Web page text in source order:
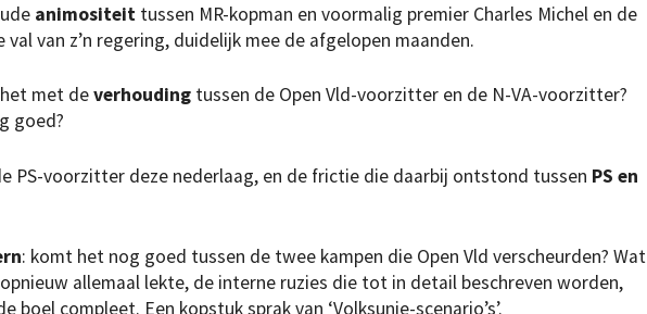
animositeit tussen MR-kopman en voormalig premier Charles Michel en de
val van z’n regering, duidelijk mee de afgelopen maanden.
met deverhouding tussen de Open Vld-voorzitter en de N-VA-voorzitter?
goed?
PS-voorzitter deze nederlaag, en de frictie die daarbij ontstond tussen PS en
: komt het nog goed tussen de twee kampen die Open Vld verscheurden? Wat
allemaal lekte, de interne ruzies die tot in detail beschreven worden,
boel compleet. Een kopstuk sprak van ‘Volksunie-scenario’s’.